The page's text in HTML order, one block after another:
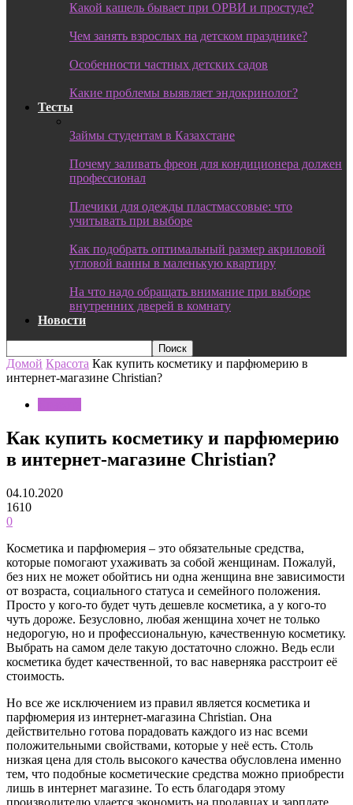
Какой кашель бывает при ОРВИ и простуде?
Чем занять взрослых на детском празднике?
Особенности частных детских садов
Какие проблемы выявляет эндокринолог?
Тесты
Займы студентам в Казахстане
Почему заливать фреон для кондиционера должен
профессионал
Плечики для одежды пластмассовые: что
учитывать при выборе
Как подобрать оптимальный размер акриловой
угловой ванны в маленькую квартиру
На что надо обращать внимание при выборе
внутренних дверей в комнату
Новости
Домой Красота Как купить косметику и парфюмерию в
интернет-магазине Christian?
Как купить косметику и парфюмерию
в интернет-магазине Christian?
04.10.2020
1610
0
Косметика и парфюмерия – это обязательные средства,
которые помогают ухаживать за собой женщинам. Пожалуй,
без них не может обойтись ни одна женщина вне зависимости
от возраста, социального статуса и семейного положения.
Просто у кого-то будет чуть дешевле косметика, а у кого-то
чуть дороже. Безусловно, любая женщина хочет не только
недорогую, но и профессиональную, качественную косметику.
Выбрать на самом деле такую достаточно сложно. Ведь если
косметика будет качественной, то вас наверняка расстроит её
стоимость.
Но все же исключением из правил является косметика и
парфюмерия из интернет-магазина Christian. Она
действительно готова порадовать каждого из нас всеми
положительными свойствами, которые у неё есть. Столь
низкая цена для столь высокого качества обусловлена именно
тем, что подобные косметические средства можно приобрести
лишь в интернет магазине. То есть благодаря этому
производителю удается экономить на продавцах и зарплате